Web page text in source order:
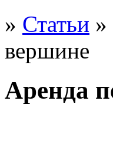
» Статьи »
вершине
Аренда